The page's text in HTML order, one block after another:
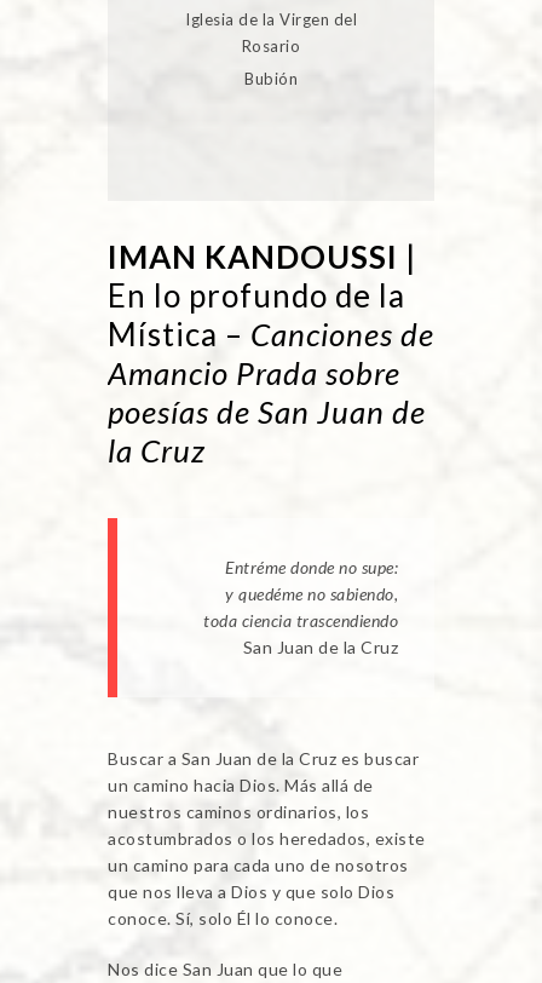
Iglesia de la Virgen del
Rosario
Bubión
IMAN KANDOUSSI |
En lo profundo de la
Mística – Canciones de
Amancio Prada sobre
poesías de San Juan de
la Cruz
Entréme donde no supe:
y quedéme no sabiendo,
toda ciencia trascendiendo
San Juan de la Cruz
Buscar a San Juan de la Cruz es buscar
un camino hacia Dios. Más allá de
nuestros caminos ordinarios, los
acostumbrados o los heredados, existe
un camino para cada uno de nosotros
que nos lleva a Dios y que solo Dios
conoce. Sí, solo Él lo conoce.
Nos dice San Juan que lo que